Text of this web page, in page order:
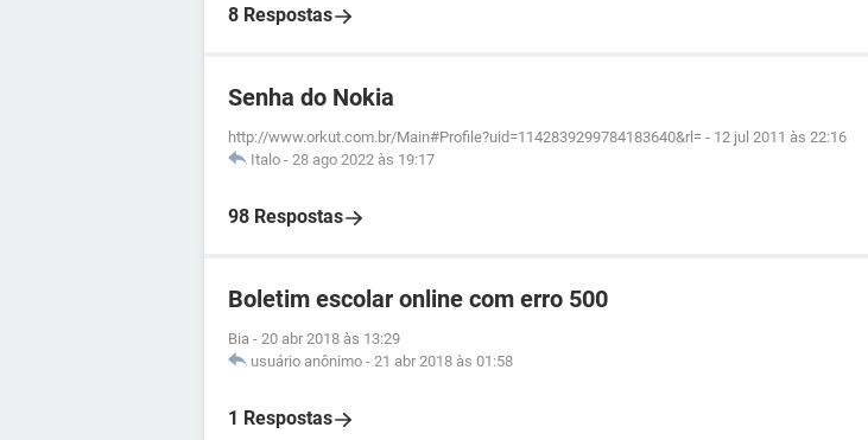
8 Respostas
Senha do Nokia
http://www.orkut.com.br/Main#Profile?uid=1142839299784183640&rl= - 12 jul 2011 às 22:16
Italo - 28 ago 2022 às 19:17
98 Respostas
Boletim escolar online com erro 500
Bia - 20 abr 2018 às 13:29
usuário anônimo - 21 abr 2018 às 01:58
1 Respostas